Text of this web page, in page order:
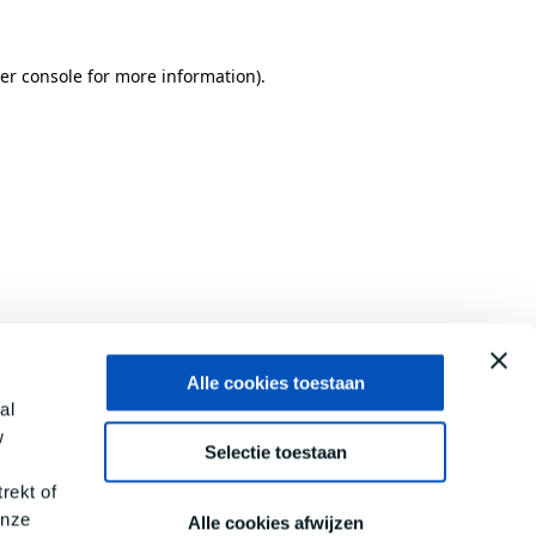
of
Alle cookies toestaan
Selectie toestaan
Alle cookies afwijzen
consolefor more information).